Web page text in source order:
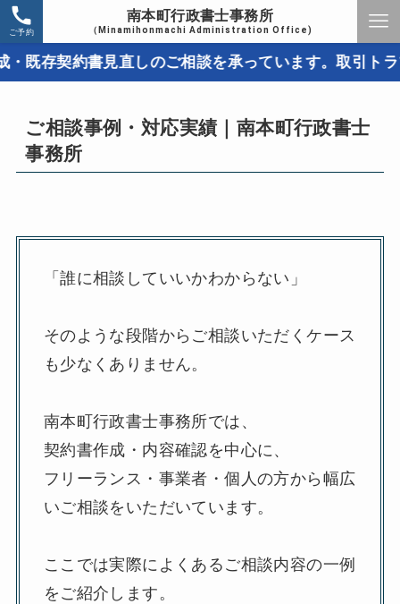
南本町行政書士事務所
（Minamihonmachi Administration Office)
ご予約
書見直しのご相談を承っています。取引トラブルを
ご相談事例・対応実績｜南本町行政書士
事務所
「誰に相談していいかわからない」
そのような段階からご相談いただくケース
も少なくありません。
南本町行政書士事務所では、
契約書作成・内容確認を中心に、
フリーランス・事業者・個人の方から幅広
いご相談をいただいています。
ここでは実際によくあるご相談内容の一例
をご紹介します。